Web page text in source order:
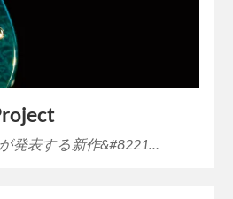
発表する新作&#8221…